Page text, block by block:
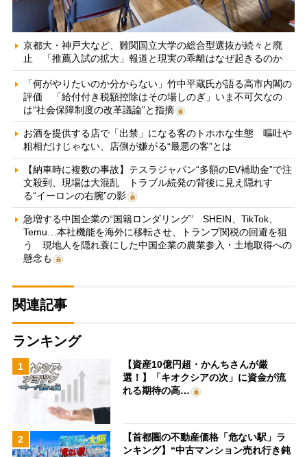
京都大・神戸大など、難関国立大学の総合型選抜が続々と廃
止 「推薦入試の拡大」報道と現実の乖離はなぜ起きるのか
「何がやりたいのか分からない」竹中平蔵氏が語る高市内閣の
評価 「給付付き税額控除はその場しのぎ」いま不可欠なの
は“社会保障制度の改革議論”と指摘
お酒を提供する店で「出禁」になる客のトホホな生態 嘔吐や
粗相だけじゃない、店側が嫌がる“最悪の客”とは
【納車時に複数の事故】テスラジャパン“多額のEV補助金”で注
文殺到、現場は大混乱 トラブル続発の背後に見え隠れす
る“イーロンの右腕”の影
急増する中国企業の“国籍ロンダリング” SHEIN、TikTok、
Temu…本社機能を海外に移転させ、トランプ関税の回避を狙
う 現地人を隠れ蓑にした中国企業の農業参入・土地取得への
懸念も
関連記事
ランキング
1
【資産10億円超・かんちさんが厳
選！】「キオクシアの次」に資金が流
れる期待の高…
2
【首都圏の不動産価格「危ない駅」ラ
ンキング】“中古マンション売れ行き鈍